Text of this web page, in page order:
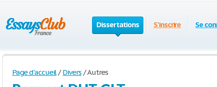
Dissertations S'inscrire Se
Page d'accueil / Divers /Autres